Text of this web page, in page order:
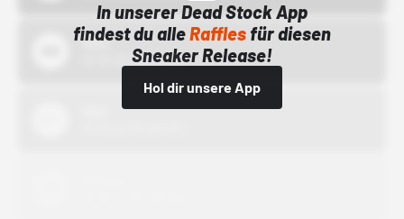
In unserer Dead Stock App
findest du alleRafflesfür diesen
Sneaker Release!
Hol dir unsere App
Bstn
01.10.22 00:00 Uhr